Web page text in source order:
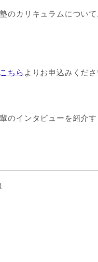
のカリキュラムについ
こちら よりお申込みくださ
のインタビューを紹介